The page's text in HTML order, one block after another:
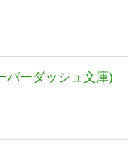
パーダッシュ文庫)